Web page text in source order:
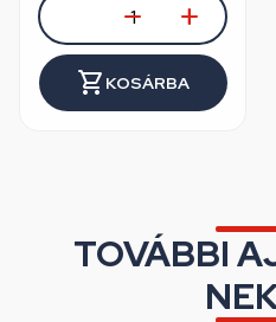
KOSÁRBA
TOVÁBBI